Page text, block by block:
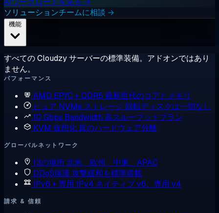
ソリューションチームに相談 →
すべての Cloudzy サーバーの標準装備。アドオンではあり
ません。
パフォーマンス
AMD EPYC + DDR5 最新世代のコアとメモリ
ピュア NVMe ストレージ 回転ディスクは一切なし
10 Gbps Bandwidth 高スループットプラン
KVM 仮想化真のハードウェア分離
グローバルネットワーク
13の場所北米、欧州、中東、APAC
DDoS保護攻撃緩和を標準搭載
IPv6 + 専用 IPv4 ネイティブ v6、専用 v4
請求 & 信頼